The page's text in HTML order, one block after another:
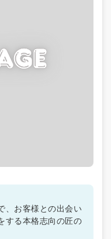
、お客様との出会い
する本格志向の匠の